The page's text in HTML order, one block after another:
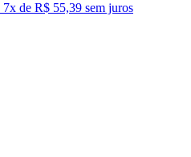
7x de R$ 55,39 sem juros